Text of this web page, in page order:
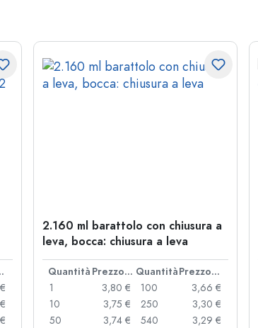
2.160 ml barattolo con chiusura a
leva, bocca: chiusura a leva
Quantità Prezzo cad. Quantità
Prezzo cad.
1
3,80 €
10
3,75 €
50
3,74 €
100
3,66 €
250
3,30 €
540
3,29 €